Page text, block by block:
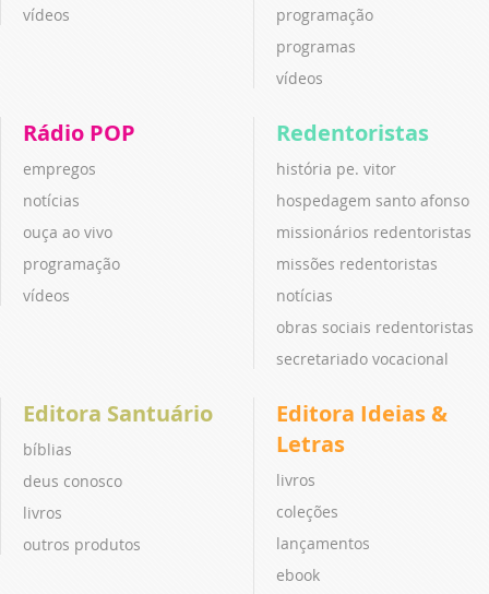
vídeos
programação
programas
vídeos
Rádio POP
empregos
notícias
ouça ao vivo
programação
vídeos
Redentoristas
história pe. vitor
hospedagem santo afonso
missionários redentoristas
missões redentoristas
notícias
obras sociais redentoristas
secretariado vocacional
Editora Santuário
bíblias
deus conosco
livros
outros produtos
Editora Ideias &
Letras
livros
coleções
lançamentos
ebook